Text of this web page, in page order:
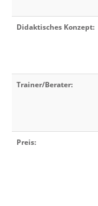
Didaktisches Konzept:
Trainer/Berater:
Preis: